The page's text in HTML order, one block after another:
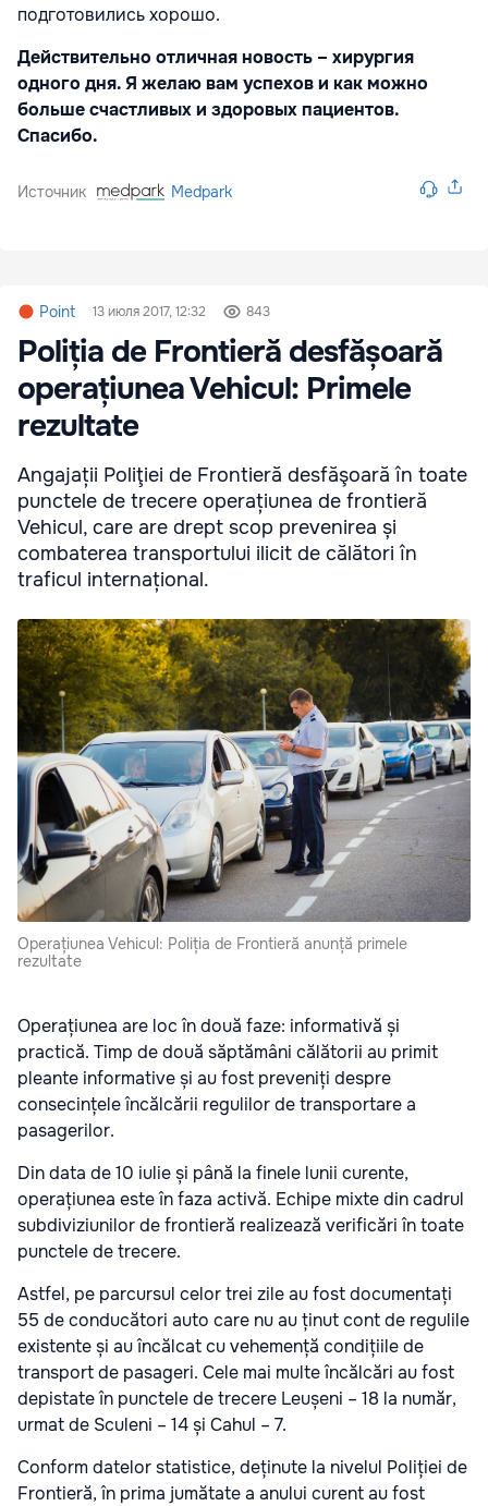
подготовились хорошо.
Действительно отличная новость – хирургия
одного дня. Я желаю вам успехов и как можно
больше счастливых и здоровых пациентов.
Спасибо.
Источник Medpark
Point 13 июля 2017, 12:32 843
Poliția de Frontieră desfășoară
operațiunea Vehicul: Primele
rezultate
Angajații Poliţiei de Frontieră desfăşoară în toate
punctele de trecere operațiunea de frontieră
Vehicul, care are drept scop prevenirea și
combaterea transportului ilicit de călători în
traficul internațional.
Operațiunea Vehicul: Poliția de Frontieră anunță primele
rezultate
Operațiunea are loc în două faze: informativă și
practică. Timp de două săptămâni călătorii au primit
pleante informative și au fost preveniți despre
consecințele încălcării regulilor de transportare a
pasagerilor.
Din data de 10 iulie și până la finele lunii curente,
operațiunea este în faza activă. Echipe mixte din cadrul
subdiviziunilor de frontieră realizează verificări în toate
punctele de trecere.
Astfel, pe parcursul celor trei zile au fost documentați
55 de conducători auto care nu au ținut cont de regulile
existente și au încălcat cu vehemență condițiile de
transport de pasageri. Cele mai multe încălcări au fost
depistate în punctele de trecere Leușeni – 18 la număr,
urmat de Sculeni – 14 și Cahul – 7.
Conform datelor statistice, deținute la nivelul Poliției de
Frontieră, în prima jumătate a anului curent au fost